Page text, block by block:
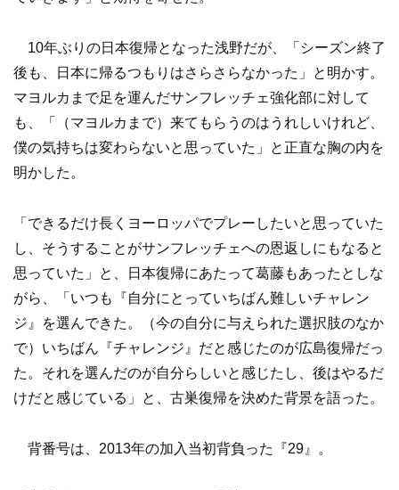
10年ぶりの日本復帰となった浅野だが、「シーズン終了
後も、日本に帰るつもりはさらさらなかった」と明かす。
マヨルカまで足を運んだサンフレッチェ強化部に対して
も、「（マヨルカまで）来てもらうのはうれしいけれど、
僕の気持ちは変わらないと思っていた」と正直な胸の内を
明かした。
「できるだけ長くヨーロッパでプレーしたいと思っていた
し、そうすることがサンフレッチェへの恩返しにもなると
思っていた」と、日本復帰にあたって葛藤もあったとしな
がら、「いつも『自分にとっていちばん難しいチャレン
ジ』を選んできた。（今の自分に与えられた選択肢のなか
で）いちばん『チャレンジ』だと感じたのが広島復帰だっ
た。それを選んだのが自分らしいと感じたし、後はやるだ
けだと感じている」と、古巣復帰を決めた背景を語った。
背番号は、2013年の加入当初背負った『29』。